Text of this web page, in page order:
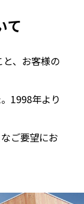
て
、お客様の
1998年より
ご要望にお